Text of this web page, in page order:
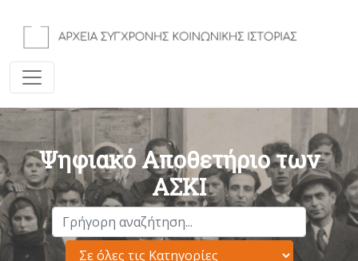
Ψηφιακό Αποθετήριο των
ΑΣΚΙ